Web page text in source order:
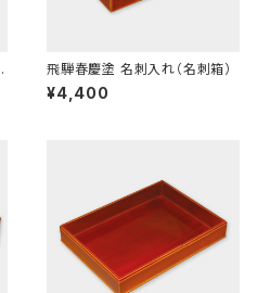
飛騨春慶塗 名刺入れ（名刺箱）
¥4,400